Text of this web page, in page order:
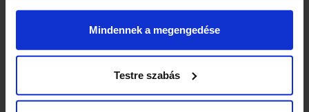
módosíthatja. További részletekről olvashat Adatkezelési
tájékoztatónkban.Mindennek a megengedése
Testre szabás
-10%
Küldetések
Készen állsz, hogy kipróbáld a szabadulószobák
következő szintjét?